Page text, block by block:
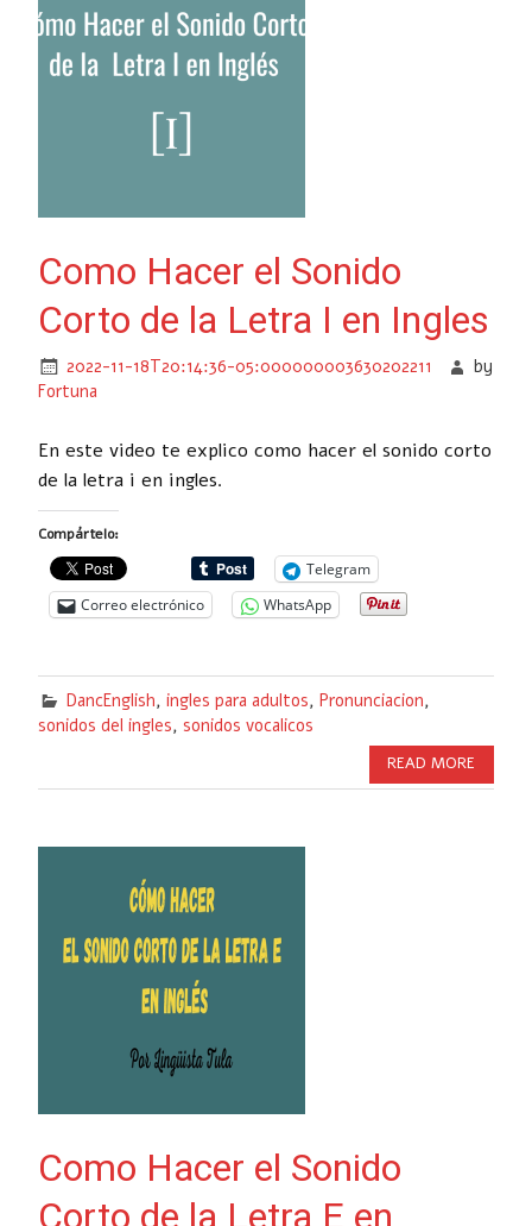
Como Hacer el Sonido
Corto de la Letra I en Ingles
2022-11-18T20:14:36-05:000000003630202211
by
Fortuna
En este video te explico como hacer el sonido corto
de la letra i en ingles.
Compártelo:
Telegram
Correo electrónico
WhatsApp
DancEnglish, ingles para adultos, Pronunciacion,
sonidos del ingles, sonidos vocalicos
READ MORE
Como Hacer el Sonido
Corto de la Letra E en